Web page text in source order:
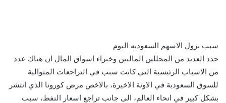
سبب نزول الاسهم السعوديه اليوم
حدد العديد من المحللين الماليين وخبراء اسواق المال ان هناك عدد
من الاسباب الرئيسية التي كانت سبب في التراجعات المتوالية
للسوق السعودية في الاونة الاخيرة، بالاخص مرض كورونا الذي انتشر
بشكل كبير في انحاء العالم، الى جانب تراجع اسعار النفط، سبب